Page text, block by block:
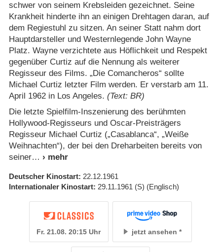
schwer von seinem Krebsleiden gezeichnet. Seine
Krankheit hinderte ihn an einigen Drehtagen daran, auf
dem Regiestuhl zu sitzen. An seiner Statt nahm dort
Hauptdarsteller und Westernlegende John Wayne
Platz. Wayne verzichtete aus Höflichkeit und Respekt
gegenüber Curtiz auf die Nennung als weiterer
Regisseur des Films. „Die Comancheros“ sollte
Michael Curtiz letzter Film werden. Er verstarb am 11.
April 1962 in Los Angeles. (Text: BR)
Die letzte Spielfilm-Inszenierung des berühmten
Hollywood-Regisseurs und Oscar-Preisträgers
Regisseur Michael Curtiz („Casablanca“, „Weiße
Weihnachten“), der bei den Dreharbeiten bereits von
seiner
Deutscher Kinostart 22.12.1961
Internationaler Kinostart 29.11.1961 (S) (Englisch)
Fr. 21.08. 20:15 Uhr jetzt ansehen